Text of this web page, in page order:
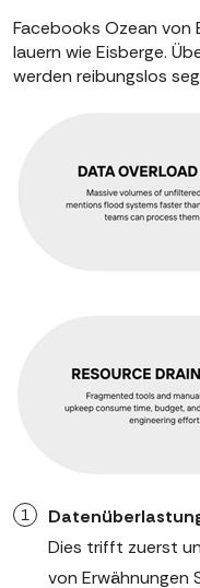
Facebooks Ozean von
lauern wie Eisberge.
werden reibungslos
Dies trifft zuerst
von Erwähnungen